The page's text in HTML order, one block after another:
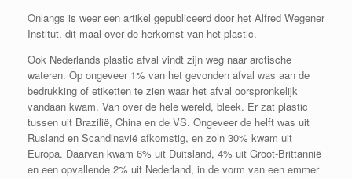
Onlangs is weer een artikel gepubliceerd door het Alfred Wegener
Institut, dit maal over de herkomst van het plastic.
Ook Nederlands plastic afval vindt zijn weg naar arctische
wateren. Op ongeveer 1% van het gevonden afval was aan de
bedrukking of etiketten te zien waar het afval oorspronkelijk
vandaan kwam. Van over de hele wereld, bleek. Er zat plastic
tussen uit Brazilië, China en de VS. Ongeveer de helft was uit
Rusland en Scandinavië afkomstig, en zo’n 30% kwam uit
Europa. Daarvan kwam 6% uit Duitsland, 4% uit Groot-Brittannië
en een opvallende 2% uit Nederland, in de vorm van een emmer